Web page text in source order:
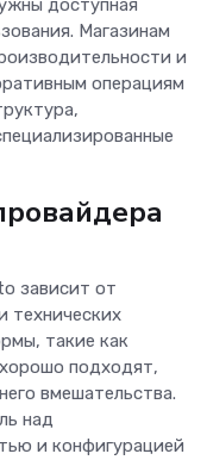
доступная
Магазинам
и
операциям
зависит от
технических
такие как
подходят,
вмешательства.
над
и конфигурацией